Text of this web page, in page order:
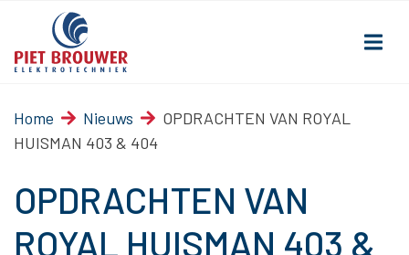
Home Nieuws
OPDRACHTEN VAN ROYAL
HUISMAN 403 & 404
OPDRACHTEN VAN
ROYAL HUISMAN 403 &